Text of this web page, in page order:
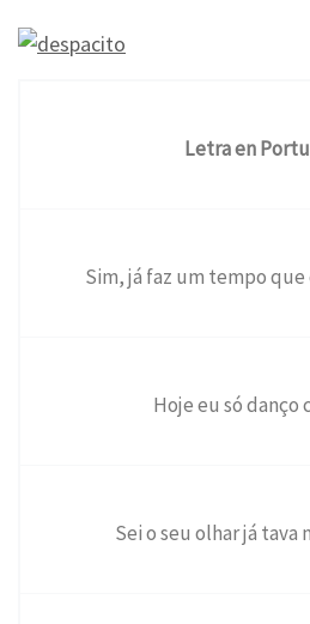
Letra en
Sim, já faz um tempo
Hoje eu só danço
Sei o seu olhar já tava